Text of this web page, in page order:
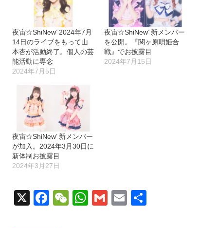
夜宙☆ShiNew’ 2024年7月
14日のライブをもって山
本杏が活動終了。個人の芸
能活動に専念
2024年7月5日
夜宙☆ShiNew’ 新メンバー
を公開。『関ヶ原唄姫合
戦』でお披露目
2024年7月15日
夜宙☆ShiNew’ 新メンバー
が加入。2024年3月30日に
新体制お披露目
2024年3月27日
X Facebook
WeChat
WhatsApp
GmailEmail